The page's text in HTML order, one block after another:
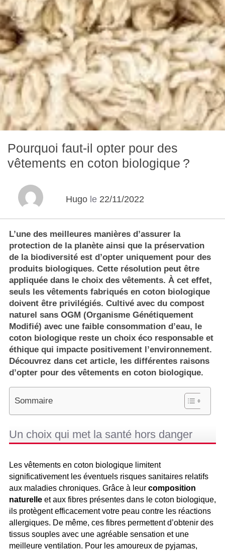
Pourquoi faut-il opter pour des
vêtements en coton biologique ?
Hugo le 22/11/2022
L’une des meilleures manières d’assurer la
protection de la planète ainsi que lapréservation
de la biodiversité est d’opter uniquement pour des
produits biologiques. Cette résolution peut être
appliquée dans le choix des vêtements. À cet effet,
seuls les vêtements fabriqués en coton biologique
doivent être privilégiés. Cultivé avec du compost
naturel sans OGM (Organisme Génétiquement
Modifié) avec une faible consommation d’eau, le
coton biologique reste un choix éco responsable et
éthique qui impacte positivement l’environnement.
Découvrez dans cet article, les différentes raisons
d’opter pour des vêtements en coton biologique.
Sommaire
Un choix qui met la santé hors danger
Les vêtements en coton biologique limitent
significativement les éventuels risques sanitaires relatifs
aux maladies chroniques. Grâce à leur composition
naturelle et aux fibres présentes dans le coton biologique,
ils protègent efficacement votre peau contre les réactions
allergiques. De même, ces fibres permettent d’obtenir des
tissus souples avec une agréable sensation et une
meilleure ventilation. Pour les amoureux de pyjamas,